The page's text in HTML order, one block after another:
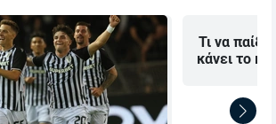
Τι να
κάνει το